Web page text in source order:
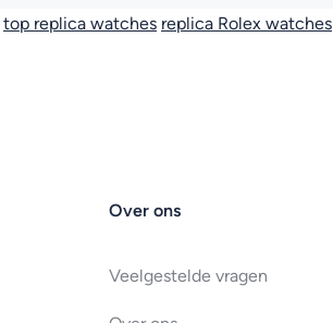
top replica watches replica Rolex watches
Over ons
Veelgestelde vragen